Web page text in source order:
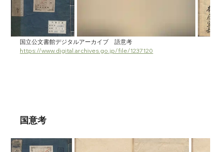
国立公文書館デジタルアーカイブ　語意考
https://www.digital.archives.go.jp/file/1237120
国意考